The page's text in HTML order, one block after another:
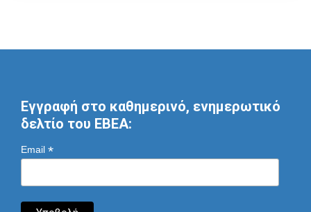
Εγγραφή στο καθημερινό, ενημερωτικό
δελτίο του ΕΒΕΑ:
Email *